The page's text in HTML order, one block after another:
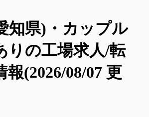
知県)・カップル
りの工場求人/転
報(2026/08/07 更